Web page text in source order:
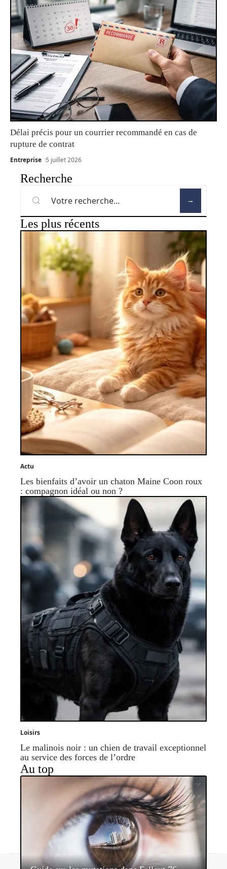
Délai précis pour un courrier recommandé en cas de
rupture de contrat
Entreprise 5 juillet 2026
Recherche
Les plus récents
Actu
Les bienfaits d’avoir un chaton Maine Coon roux
: compagnon idéal ou non ?
Loisirs
Le malinois noir : un chien de travail exceptionnel
au service des forces de l’ordre
Au top
Contact Mentions légales Sitemap